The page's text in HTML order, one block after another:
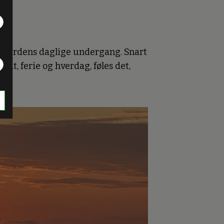
daglige undergang. Snart
ferie og hverdag, føles det,